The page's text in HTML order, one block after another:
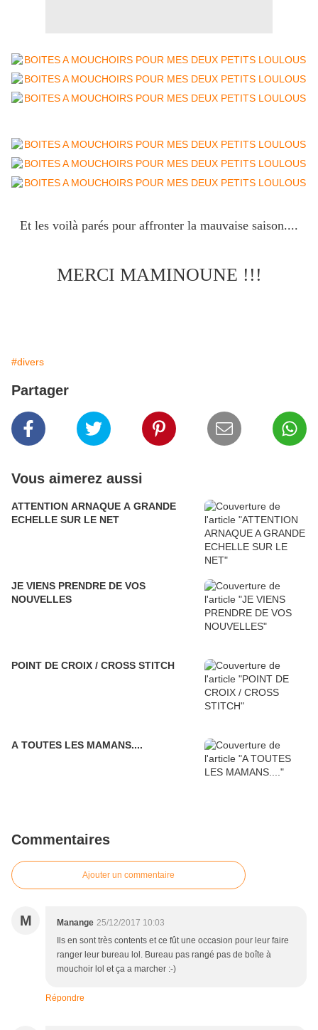
Et les voilà parés pour affronter la mauvaise saison....
MERCI MAMINOUNE !!!
#divers
Partager
Vous aimerez aussi
ATTENTION ARNAQUE A GRANDE
ECHELLE SUR LE NET
JE VIENS PRENDRE DE VOS
NOUVELLES
POINT DE CROIX / CROSS STITCH
A TOUTES LES MAMANS....
Commentaires
Ajouter un commentaire
M Manange 25/12/2017 10:03
Ils en sont très contents et ce fût une occasion pour leur faire
ranger leur bureau lol. Bureau pas rangé pas de boîte à
mouchoir lol et ça a marcher :-)
Répondre